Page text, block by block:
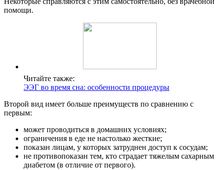
помощи.
Читайте также:
ЭЭГ во время сна: особенности процедуры
Второй вид имеет больше преимуществ по сравнению с
первым:
может проводиться в домашних условиях;
ограничения в еде не настолько жесткие;
показан лицам, у которых затруднен доступ к сосудам;
не противопоказан тем, кто страдает тяжелым сахарным
диабетом (в отличие от первого).